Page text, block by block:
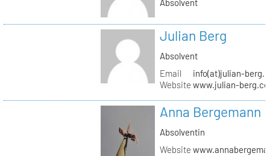
Absolvent
Julian Berg
Absolvent
Email
info(at)julian-
Website www.julian-
Anna Bergemann
Absolventin
Website